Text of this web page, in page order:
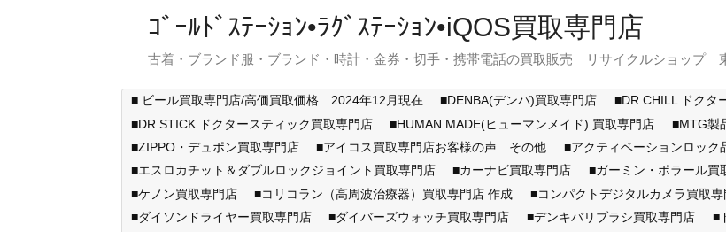
ｺﾞｰﾙﾄﾞｽﾃｰｼｮﾝ•ﾗｸﾞｽﾃｰｼｮﾝ•iQOS買取専門店
古着・ブランド服・ブランド・時計・金券・切手・携帯電話の買取販売 リサイクルショップ
■ ビール買取専門店/高価買取価格 2024年12月現在 ■DENBA(デンバ)買取専門店
■DR.CHILL ドクタ
■DR.STICK ドクタースティック買取専門店
■HUMAN MADE(ヒューマンメイド) 買取専門店 ■MTG製
■ZIPPO・デュポン買取専門店
■アイコス買取専門店お客様の声 その他
■アクティベーションロッ
■エスロカチット＆ダブルロックジョイント買取専門店
■カーナビ買取専門店 ■ガーミン・ポラール
■ケノン買取専門店
■コリコラン（高周波治療器）買取専門店 作成 ■コンパクトデジタルカメラ買取専
■ダイソンドライヤー買取専門店
■ダイバーズウォッチ買取専門店 ■デンキバリブラシ買取専門店 ■